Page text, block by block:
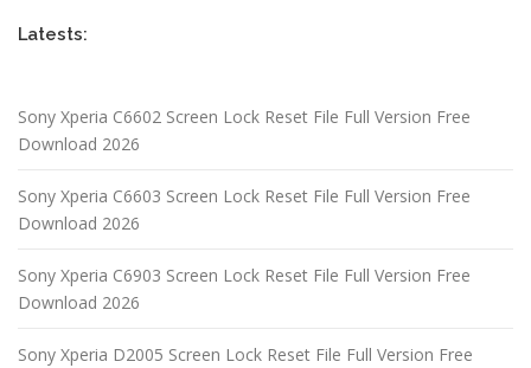
Latests:
Sony Xperia C6602 Screen Lock Reset File Full Version Free
Download 2026
Sony Xperia C6603 Screen Lock Reset File Full Version Free
Download 2026
Sony Xperia C6903 Screen Lock Reset File Full Version Free
Download 2026
Sony Xperia D2005 Screen Lock Reset File Full Version Free